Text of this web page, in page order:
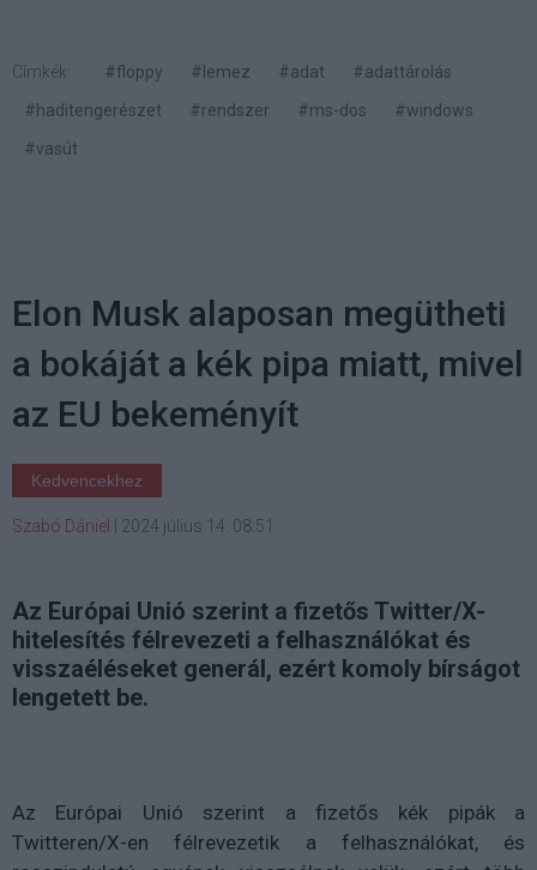
Címkék: #floppy #lemez #adat
#adattárolás
#haditengerészet
#rendszer #ms-dos
#windows
#vasút
Elon Musk alaposan megütheti
a bokáját a kék pipa miatt, mivel
az EU bekeményít
Kedvencekhez
Szabó Dániel 2024 július 14. 08:51
Az Európai Unió szerint a fizetős Twitter/X-
hitelesítés félrevezeti a felhasználókat és
visszaéléseket generál, ezért komoly bírságot
lengetett be.
Az Európai Unió szerint a fizetős kék pipák a
Twitteren/X-en félrevezetik a felhasználókat, és